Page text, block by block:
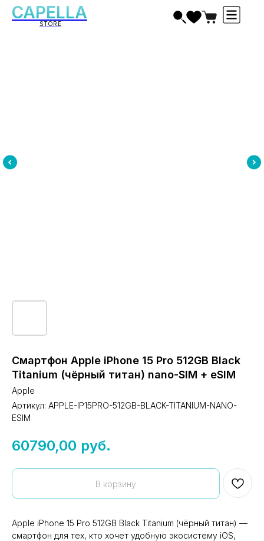
CAPELLA
STORE
Смартфон Apple iPhone 15 Pro 512GB Black
Titanium (чёрный титан) nano-SIM + eSIM
Apple
Артикул: APPLE-IP15PRO-512GB-BLACK-TITANIUM-NANO-
ESIM
60790,00 руб.
В корзину
Apple iPhone 15 Pro 512GB Black Titanium (чёрный титан) —
смартфон для тех, кто хочет удобную экосистему iOS,